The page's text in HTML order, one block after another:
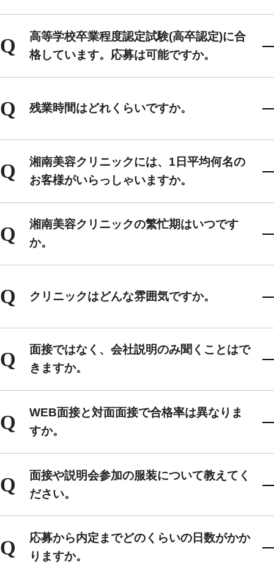
Q
高等学校卒業程度認定試験(高卒認定)に合
格しています。応募は可能ですか。
Q 残業時間はどれくらいですか。
Q
湘南美容クリニックには、1日平均何名の
お客様がいらっしゃいますか。
Q
湘南美容クリニックの繁忙期はいつです
か。
Q クリニックはどんな雰囲気ですか。
Q
面接ではなく、会社説明のみ聞くことはで
きますか。
Q
WEB面接と対面面接で合格率は異なりま
すか。
Q
面接や説明会参加の服装について教えてく
ださい。
Q
応募から内定までどのくらいの日数がかか
りますか。